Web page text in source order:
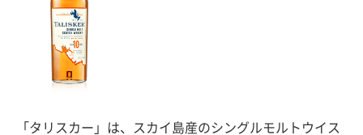
「タリスカー」は、スカイ島産のシングルモルトウイス